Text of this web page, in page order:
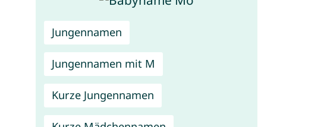
Jungennamen
Jungennamen mit M
Kurze Jungennamen